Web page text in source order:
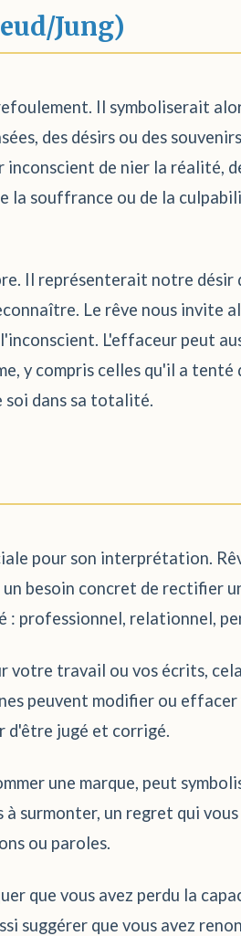
Jung)
Il symboliserait
des désirs ou des
de nier la réalité,
la souffrance ou de la
Il représenterait notre désir
Le rêve nous invite
L'effaceur peut
y compris celles qu'il a
dans sa totalité.
pour son interprétation.
besoin concret de rectifier
: professionnel, relationnel,
votre travail ou vos écrits,
peuvent modifier ou
d'être jugé et corrigé.
une marque, peut
surmonter, un regret qui
ou paroles.
que vous avez perdu la
suggérer que vous avez